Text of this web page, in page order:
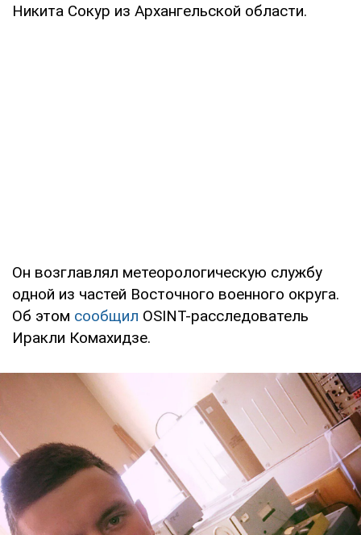
Никита Сокур из Архангельской области.
Он возглавлял метеорологическую службу
одной из частей Восточного военного округа.
Об этом сообщил OSINT-расследователь
Иракли Комахидзе.